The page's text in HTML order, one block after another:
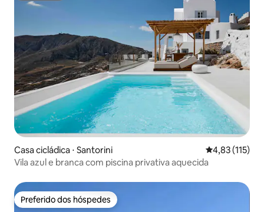
Casa cicládica ⋅ Santorini 4,83 de uma
4,83 (115)
Vila azul e branca com piscina privativa aquecida
Preferido dos hóspedes
Preferido dos hóspedes